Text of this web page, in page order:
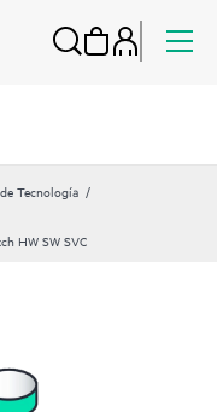
Tecnología
HW SW SVC